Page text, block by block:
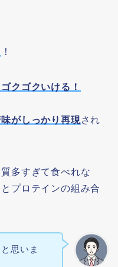
！
クゴクいける！
がしっかり再現され
多すぎて食べれな
プロテインの組み合
思いま